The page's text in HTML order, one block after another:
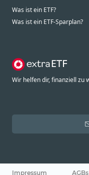
Was ist ein ETF?
Was ist ein ETF-Sparplan?
Wir helfen dir, finanziell zu
Impressum AGBs